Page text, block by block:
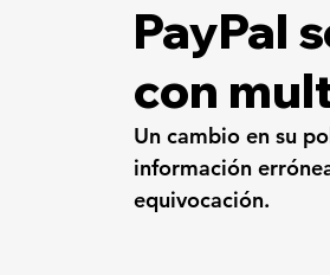
PayPal
con
Un cambio en su
información
equivocación.